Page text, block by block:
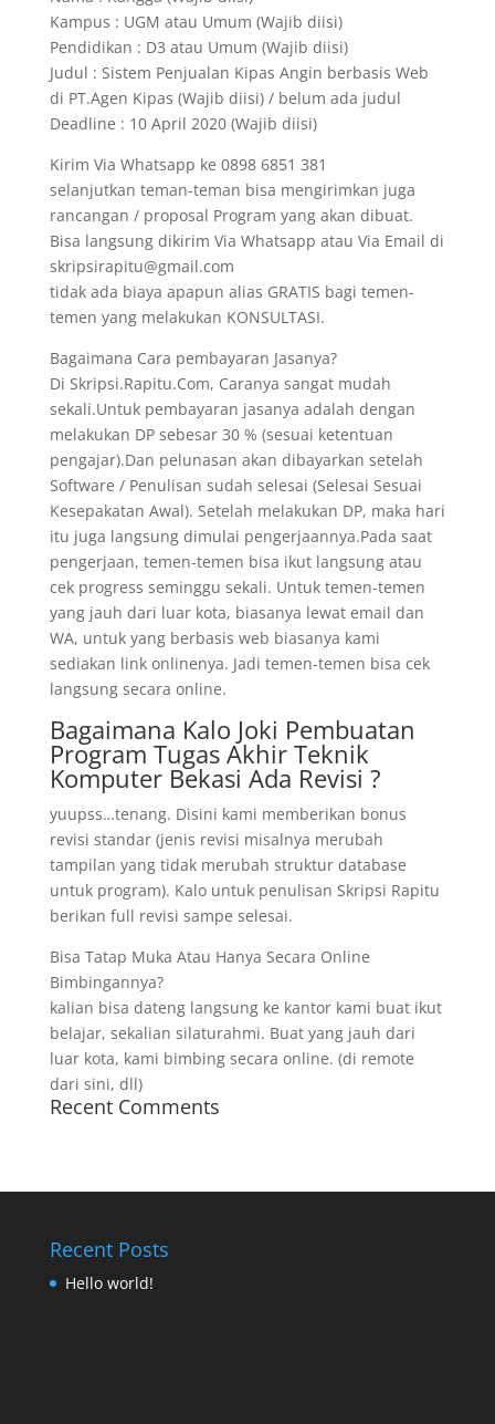
Kampus : UGM atau Umum (Wajib diisi)
Pendidikan : D3 atau Umum (Wajib diisi)
Judul : Sistem Penjualan Kipas Angin berbasis Web
di PT.Agen Kipas (Wajib diisi) / belum ada judul
Deadline : 10 April 2020 (Wajib diisi)
Kirim Via Whatsapp ke 0898 6851 381
selanjutkan teman-teman bisa mengirimkan juga
rancangan / proposal Program yang akan dibuat.
Bisa langsung dikirim Via Whatsapp atau Via Email di
skripsirapitu@gmail.com
tidak ada biaya apapun alias GRATIS bagi temen-
temen yang melakukan KONSULTASI.
Bagaimana Cara pembayaran Jasanya?
Di Skripsi.Rapitu.Com, Caranya sangat mudah
sekali.Untuk pembayaran jasanya adalah dengan
melakukan DP sebesar 30 % (sesuai ketentuan
pengajar).Dan pelunasan akan dibayarkan setelah
Software / Penulisan sudah selesai (Selesai Sesuai
Kesepakatan Awal). Setelah melakukan DP, maka hari
itu juga langsung dimulai pengerjaannya.Pada saat
pengerjaan, temen-temen bisa ikut langsung atau
cek progress seminggu sekali. Untuk temen-temen
yang jauh dari luar kota, biasanya lewat email dan
WA, untuk yang berbasis web biasanya kami
sediakan link onlinenya. Jadi temen-temen bisa cek
langsung secara online.
Bagaimana Kalo Joki Pembuatan
Program Tugas Akhir Teknik
Komputer Bekasi Ada Revisi ?
yuupss…tenang. Disini kami memberikan bonus
revisi standar (jenis revisi misalnya merubah
tampilan yang tidak merubah struktur database
untuk program). Kalo untuk penulisan Skripsi Rapitu
berikan full revisi sampe selesai.
Bisa Tatap Muka Atau Hanya Secara Online
Bimbingannya?
kalian bisa dateng langsung ke kantor kami buat ikut
belajar, sekalian silaturahmi. Buat yang jauh dari
luar kota, kami bimbing secara online. (di remote
dari sini, dll)
Recent Comments
Recent Posts
Hello world!